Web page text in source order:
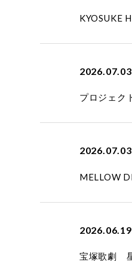
KYOSUKE
2026.07.03
プロジェク
2026.07.03
MELLOW
2026.06.19
宝塚歌劇